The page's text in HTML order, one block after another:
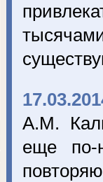
А.М.
еще по-